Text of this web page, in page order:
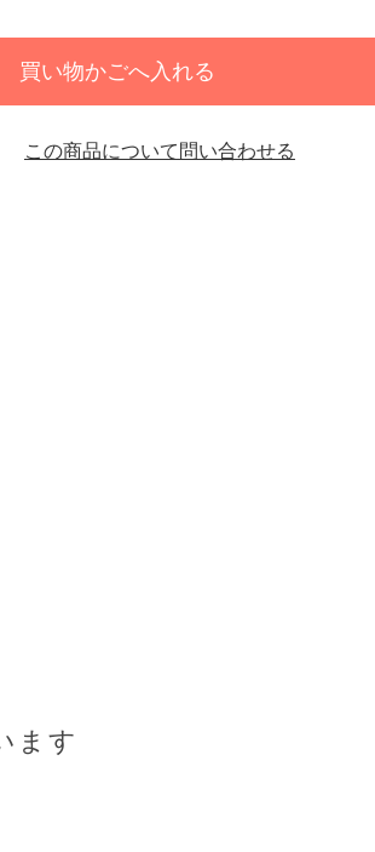
買い物かごへ入れる
この商品について問い合わせる
ます